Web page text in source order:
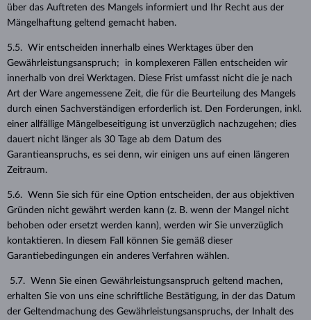
über das Auftreten des Mangels informiert und Ihr Recht aus der
Mängelhaftung geltend gemacht haben.
5.5. Wir entscheiden innerhalb eines Werktages über den
Gewährleistungsanspruch; in komplexeren Fällen entscheiden wir
innerhalb von drei Werktagen. Diese Frist umfasst nicht die je nach
Art der Ware angemessene Zeit, die für die Beurteilung des Mangels
durch einen Sachverständigen erforderlich ist. Den Forderungen, inkl.
einer allfällige Mängelbeseitigung ist unverzüglich nachzugehen; dies
dauert nicht länger als 30 Tage ab dem Datum des
Garantieanspruchs, es sei denn, wir einigen uns auf einen längeren
Zeitraum.
5.6. Wenn Sie sich für eine Option entscheiden, der aus objektiven
Gründen nicht gewährt werden kann (z. B. wenn der Mangel nicht
behoben oder ersetzt werden kann), werden wir Sie unverzüglich
kontaktieren. In diesem Fall können Sie gemäß dieser
Garantiebedingungen ein anderes Verfahren wählen.
5.7. Wenn Sie einen Gewährleistungsanspruch geltend machen,
erhalten Sie von uns eine schriftliche Bestätigung, in der das Datum
der Geltendmachung des Gewährleistungsanspruchs, der Inhalt des